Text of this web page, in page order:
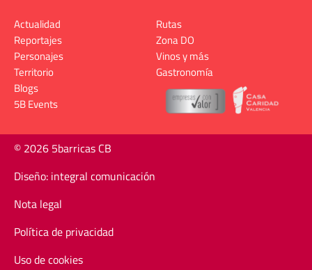
Actualidad
Reportajes
Personajes
Territorio
Rutas
Zona DO
Vinos y más
Gastronomía
Blogs
5B Events
© 2026 5barricas CB
Diseño: integral comunicación
Nota legal
Política de privacidad
Uso de cookies